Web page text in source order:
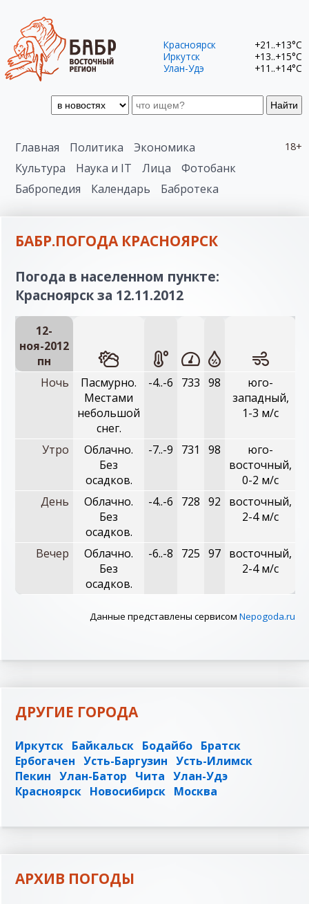
Найти
Красноярск
+21..+13°C
Иркутск
+13..+15°C
Улан-Удэ
+11..+14°C
18+
Главная Политика
Экономика
Культура
Наука и IT Лица
Фотобанк
Бабропедия
Календарь Бабротека
БАБР.ПОГОДА КРАСНОЯРСК
Погода в населенном пункте:
Красноярск за 12.11.2012
12-
ноя-2012
пн
Ночь
Пасмурно.
Местами
небольшой
снег.
-4..-6 733 98
юго-
западный,
1-3 м/с
Утро
Облачно.
Без
осадков.
-7..-9 731 98
юго-
восточный,
0-2 м/с
День
Облачно.
Без
осадков.
-4..-6 728 92
восточный,
2-4 м/с
Вечер
Облачно.
Без
осадков.
-6..-8 725 97 восточный,
2-4 м/с
Данные представлены сервисом Nepogoda.ru
ДРУГИЕ ГОРОДА
Иркутск Байкальск Бодайбо Братск
Ербогачен Усть-Баргузин Усть-Илимск
Пекин Улан-Батор Чита Улан-Удэ
Красноярск Новосибирск Москва
АРХИВ ПОГОДЫ